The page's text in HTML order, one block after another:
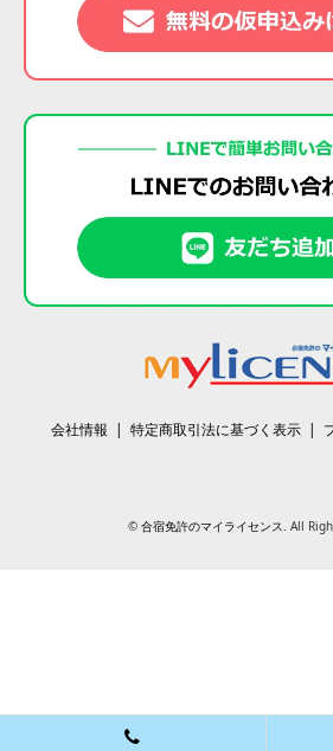
会社情報 特定商取引法に基づく表示
© 合宿免許のマイライセンス. All